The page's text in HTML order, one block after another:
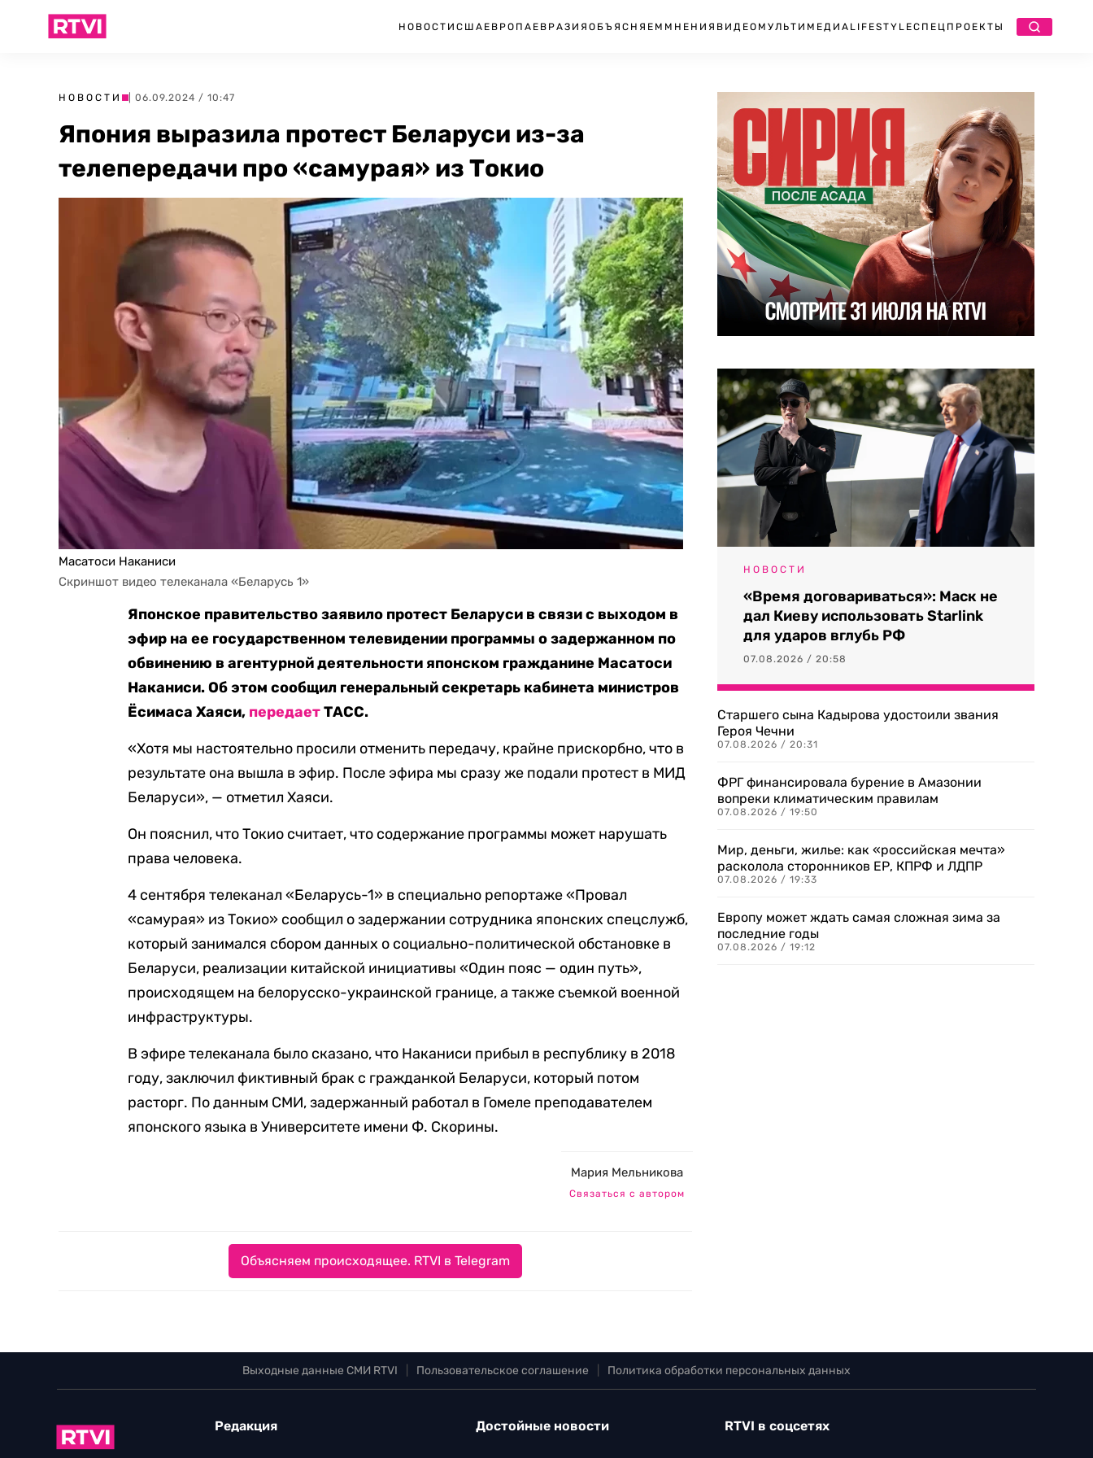
НОВОСТИ США ЕВРОПА ЕВРАЗИЯ ОБЪЯСНЯЕМ МНЕНИЯ ВИДЕО МУЛЬТИМЕДИА LIFESTYLEСПЕЦПРОЕКТЫ
НОВОСТИ | 06.09.2024 / 10:47
Япония выразила протест Беларуси из-за
телепередачи про «самурая» из Токио
Масатоси Наканиси
Скриншот видео телеканала «Беларусь 1»
Японское правительство заявило протест Беларуси в связи с выходом в
эфир на ее государственном телевидении программы о задержанном по
обвинению в агентурной деятельности японском гражданине Масатоси
Наканиси. Об этом сообщил генеральный секретарь кабинета министров
Ёсимаса Хаяси, передаетТАСС.
«Хотя мы настоятельно просили отменить передачу, крайне прискорбно, что в
результате она вышла в эфир. После эфира мы сразу же подали протест в МИД
Беларуси», — отметил Хаяси.
Он пояснил, что Токио считает, что содержание программы может нарушать
права человека.
4 сентября телеканал «Беларусь-1» в специально репортаже «Провал
«самурая» из Токио» сообщил о задержании сотрудника японских спецслужб,
который занимался сбором данных о социально-политической обстановке в
Беларуси, реализации китайской инициативы «Один пояс — один путь»,
происходящем на белорусско-украинской границе, а также съемкой военной
инфраструктуры.
В эфире телеканала было сказано, что Наканиси прибыл в республику в 2018
году, заключил фиктивный брак с гражданкой Беларуси, который потом
расторг. По данным СМИ, задержанный работал в Гомеле преподавателем
японского языка в Университете имени Ф. Скорины.
Мария Мельникова
Связаться с автором
Объясняем происходящее. RTVI в Telegram
НОВОСТИ
«Время договариваться»: Маск не
дал Киеву использовать Starlink
для ударов вглубь РФ
07.08.2026 / 20:58
Старшего сына Кадырова удостоили звания
Героя Чечни
07.08.2026 / 20:31
ФРГ финансировала бурение в Амазонии
вопреки климатическим правилам
07.08.2026 / 19:50
Мир, деньги, жилье: как «российская мечта»
расколола сторонников ЕР, КПРФ и ЛДПР
07.08.2026 / 19:33
Европу может ждать самая сложная зима за
последние годы
07.08.2026 / 19:12
Выходные данные СМИ RTVI Пользовательское соглашение Политика обработки персональных данных
Редакция Достойные новости RTVI в соцсетях